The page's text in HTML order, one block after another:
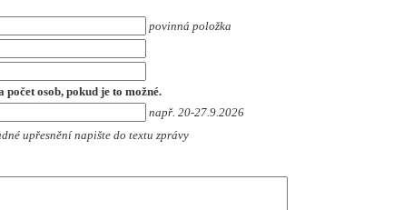
povinná položka
osob, pokud je to možné.
např. 20-27.9.2026
upřesnění napište do textu zprávy